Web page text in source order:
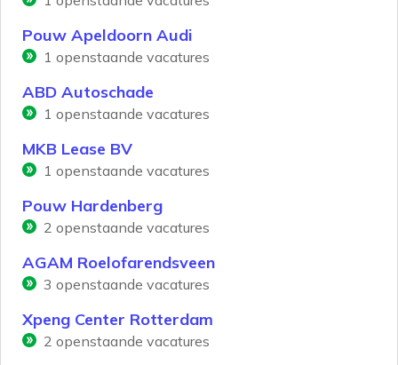
Pouw Apeldoorn Audi
1 openstaande vacatures
ABD Autoschade
1 openstaande vacatures
MKB Lease BV
1 openstaande vacatures
Pouw Hardenberg
2 openstaande vacatures
AGAM Roelofarendsveen
3 openstaande vacatures
Xpeng Center Rotterdam
2 openstaande vacatures